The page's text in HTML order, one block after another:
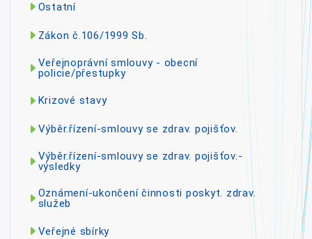
Ostatní
Zákon č.106/1999 Sb.
Veřejnoprávní smlouvy - obecní
policie/přestupky
Krizové stavy
Výběr.řízení-smlouvy se zdrav. pojišťov.
Výběr.řízení-smlouvy se zdrav. pojišťov.-
výsledky
Oznámení-ukončení činnosti poskyt. zdrav.
služeb
Veřejné sbírky